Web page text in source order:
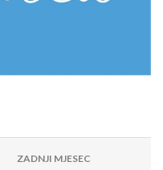
ZADNJI MJESEC